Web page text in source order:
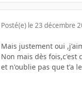
Posté(e) le 23 décembre
Mais justement oui
Non mais dès fois,c'est
et n'oublie pas que t'a